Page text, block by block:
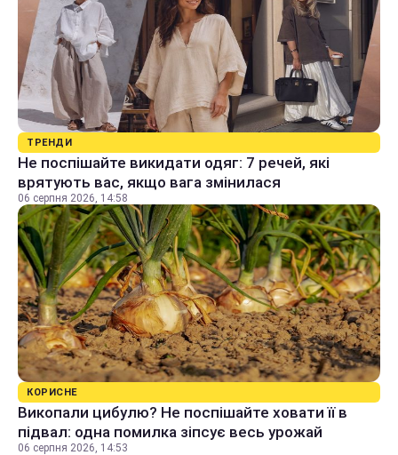
ТРЕНДИ
Не поспішайте викидати одяг: 7 речей, які
врятують вас, якщо вага змінилася
06 серпня 2026, 14:58
КОРИСНЕ
Викопали цибулю? Не поспішайте ховати її в
підвал: одна помилка зіпсує весь урожай
06 серпня 2026, 14:53